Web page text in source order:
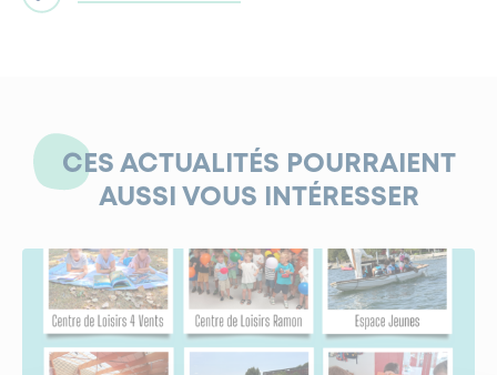
CES ACTUALITÉS POURRAIENT
AUSSI VOUS INTÉRESSER